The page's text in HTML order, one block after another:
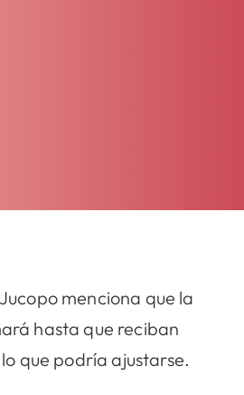
menciona que la
hasta que reciban
que podría ajustarse.